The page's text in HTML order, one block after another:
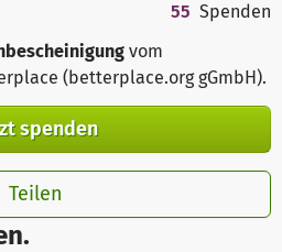
55 Spenden
vom
(betterplace.org gGmbH).
spenden
Teilen